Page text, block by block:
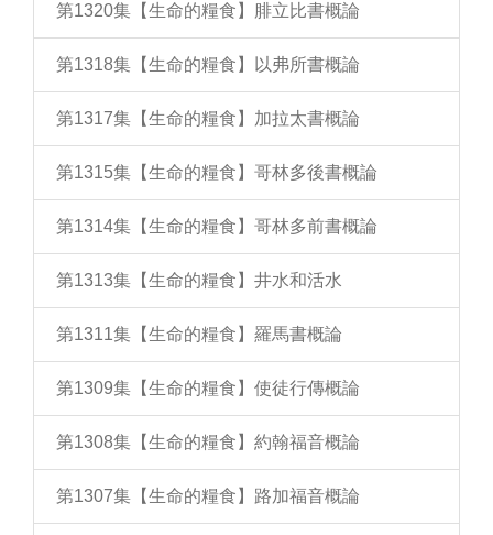
第1320集【生命的糧食】腓立比書概論
第1318集【生命的糧食】以弗所書概論
第1317集【生命的糧食】加拉太書概論
第1315集【生命的糧食】哥林多後書概論
第1314集【生命的糧食】哥林多前書概論
第1313集【生命的糧食】井水和活水
第1311集【生命的糧食】羅馬書概論
第1309集【生命的糧食】使徒行傳概論
第1308集【生命的糧食】約翰福音概論
第1307集【生命的糧食】路加福音概論